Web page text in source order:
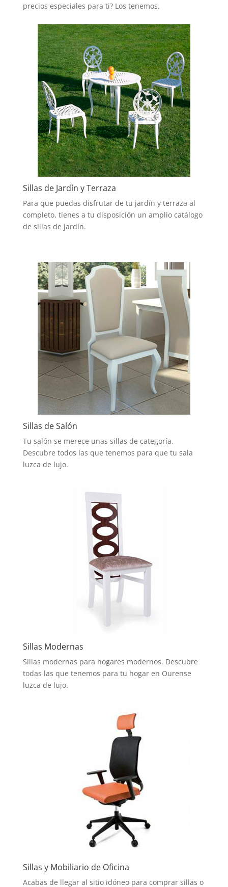
precios especiales para ti? Los tenemos.
Sillas de Jardín y Terraza
Para que puedas disfrutar de tu jardín y terraza al
completo, tienes a tu disposición un amplio catálogo
de sillas de jardín.
Sillas de Salón
Tu salón se merece unas sillas de categoría.
Descubre todos las que tenemos para que tu sala
luzca de lujo.
Sillas Modernas
Sillas modernas para hogares modernos. Descubre
todas las que tenemos para tu hogar en Ourense
luzca de lujo.
Sillas y Mobiliario de Oficina
Acabas de llegar al sitio idóneo para comprar sillas o